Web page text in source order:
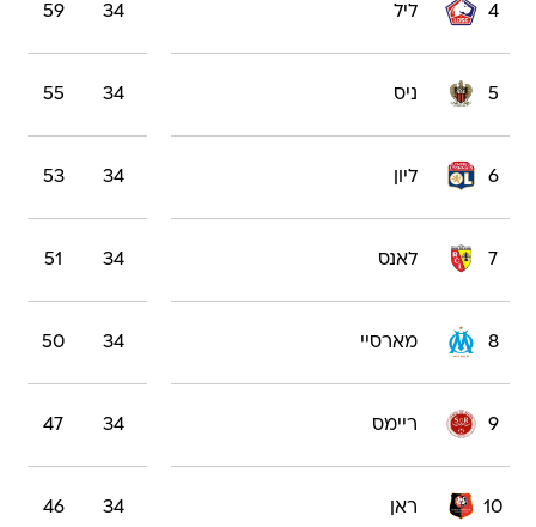
4 ליל 34
59
5 ניס 34
55
6 ליון 34
53
7 לאנס 34
51
8 מארסיי 34
50
9 ריימס 34
47
10 ראן 34
46